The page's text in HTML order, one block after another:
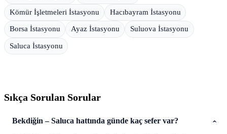
Kömür İşletmeleri İstasyonu Hacıbayram İstasyonu
Borsa İstasyonu Ayaz İstasyonu Suluova İstasyonu
Saluca İstasyonu
Sıkça Sorulan Sorular
Bekdiğin – Saluca hattında günde kaç sefer var?